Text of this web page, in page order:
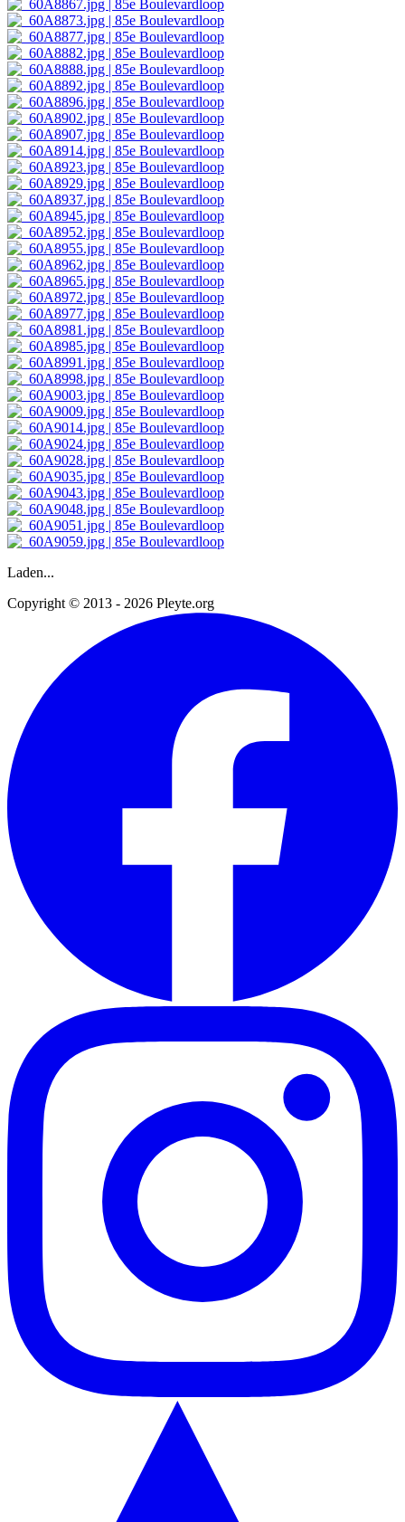
Laden...
Copyright © 2013 - 2026 Pleyte.org